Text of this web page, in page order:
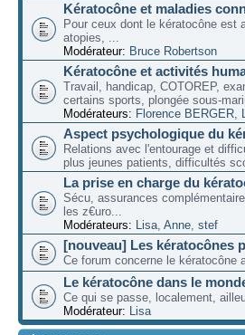
Kératocône et maladies
Pour ceux dont le kératocône est
atopies, ...
Modérateur: Bruce Robertson
Kératocône et activités
Travail, handicap, COTOREP,
certains sports, plongée sous-
Modérateurs: Florence BERGER,
Aspect psychologique du
Relations avec l'entourage et
plus jeunes patients, difficultés
La prise en charge du
Sécu, assurances
les z€uro...
Modérateurs: Lisa, Anne, stef
[nouveau] Les kératocônes
Ce forum concerne le kératocône
Le kératocône dans le
Ce qui se passe, localement,
Modérateur: Lisa